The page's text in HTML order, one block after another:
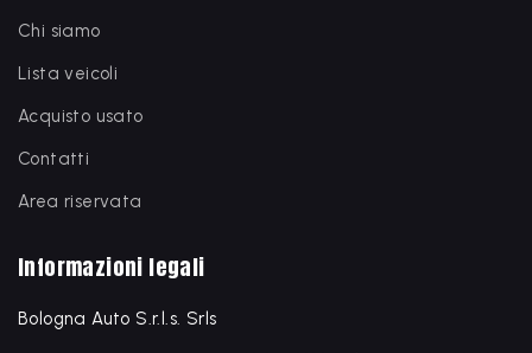
Chi siamo
Lista veicoli
Acquisto usato
Contatti
Area riservata
Informazioni legali
Bologna Auto S.r.l.s. Srls